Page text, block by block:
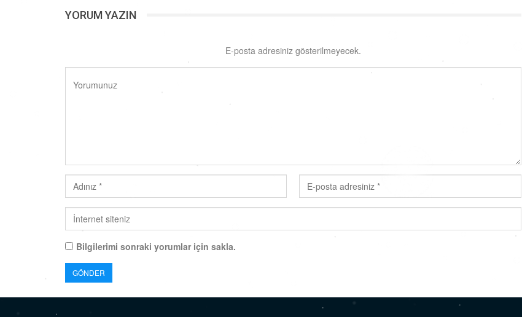
YORUM YAZIN
E-posta adresiniz gösterilmeyecek.
Bilgilerimi sonraki yorumlar için sakla.